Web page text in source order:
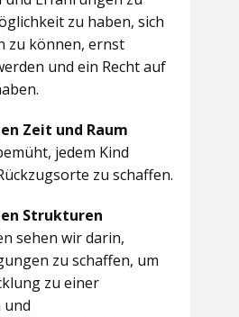
zu haben, sich
zu können, ernst
und ein Recht auf
Zeit und Raum
jedem Kind
zu schaffen.
Strukturen
sehen wir darin,
zu schaffen, um
zu einer
und